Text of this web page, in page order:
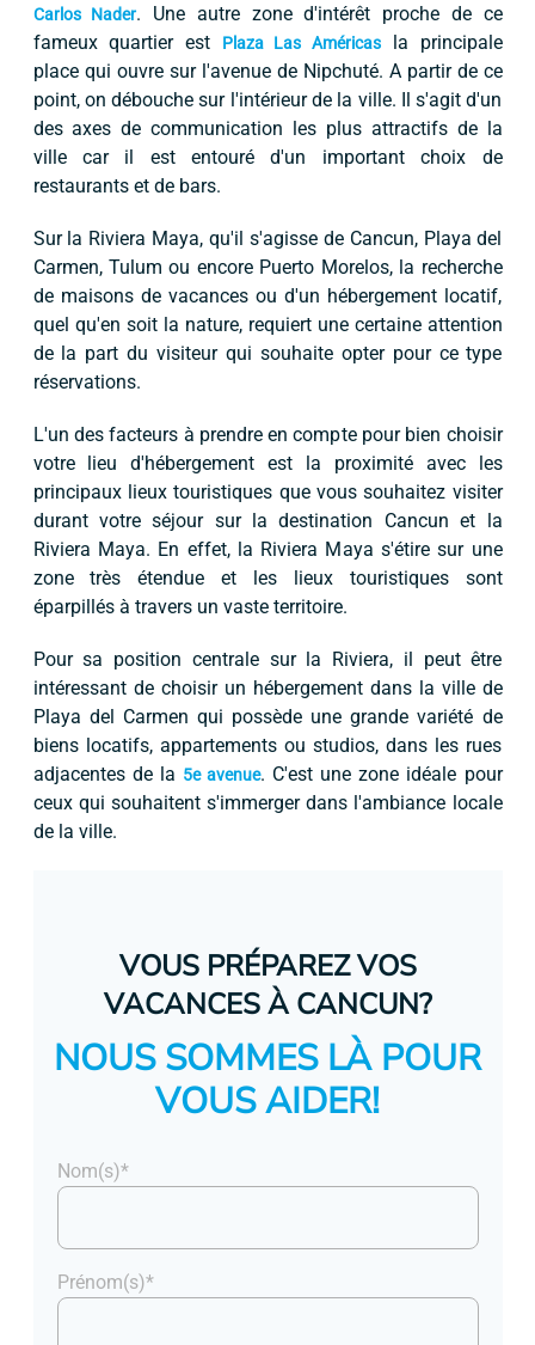
Carlos Nader. Une autre zone d'intérêt proche de ce
fameux quartier est
Plaza Las Américas la principale
place qui ouvre sur l'avenue de Nipchuté. A partir de ce
point, on débouche sur l'intérieur de la ville. Il s'agit d'un
des axes de communication les plus attractifs de la
ville car il est entouré d'un important choix de
restaurants et de bars.
Sur la Riviera Maya, qu'il s'agisse de Cancun, Playa del
Carmen, Tulum ou encore Puerto Morelos, la recherche
de maisons de vacances ou d'un hébergement locatif,
quel qu'en soit la nature, requiert une certaine attention
de la part du visiteur qui souhaite opter pour ce type
réservations.
L'un des facteurs à prendre en compte pour bien choisir
votre lieu d'hébergement est la proximité avec les
principaux lieux touristiques que vous souhaitez visiter
durant votre séjour sur la destination Cancun et la
Riviera Maya. En effet, la Riviera Maya s'étire sur une
zone très étendue et les lieux touristiques sont
éparpillés à travers un vaste territoire.
Pour sa position centrale sur la Riviera, il peut être
intéressant de choisir un hébergement dans la ville de
Playa del Carmen qui possède une grande variété de
biens locatifs, appartements ou studios, dans les rues
adjacentes de la 5e avenue. C'est une zone idéale pour
ceux qui souhaitent s'immerger dans l'ambiance locale
de la ville.
VOUS PRÉPAREZ VOS
VACANCES À CANCUN?
NOUS SOMMES LÀ POUR
VOUS AIDER!
Nom(s)*
Prénom(s)*